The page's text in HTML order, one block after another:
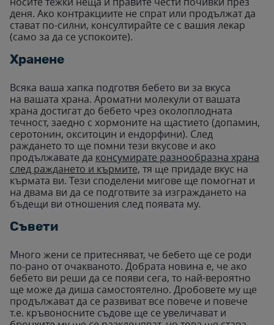
деня. Ако контракциите не спрат или продължат да
стават по-силни, консултирайте се с вашия лекар
(само за да се успокоите).
Хранене
Всяка ваша хапка подготвя бебето ви за вкуса
на вашата храна. Ароматни молекули от вашата
храна достигат до бебето чрез околоплодната
течност, заедно с хормоните на щастието (допамин,
серотонин, окситоцин и ендорфини). След
раждането то ще помни тези вкусове и ако
продължавате да консумирате разнообразна храна
след раждането и кърмите, тя ще придаде вкус на
кърмата ви. Тези споделени мигове ще помогнат и
на двама ви да се подготвите за изграждането на
бъдещи ви отношения след появата му.
Съвети
Много жени се притесняват, че бебето ще се роди
по-рано от очакваното. Добрата новина е, че ако
бебето ви реши да се появи сега, то най-вероятно
ще може да диша самостоятелно. Дробовете му ще
продължават да се развиват все повече и повече
т.е. кръвоносните съдове ще се увеличават и